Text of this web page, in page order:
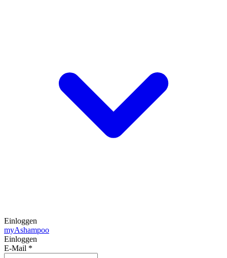
Einloggen
myAshampoo
Einloggen
E-Mail *